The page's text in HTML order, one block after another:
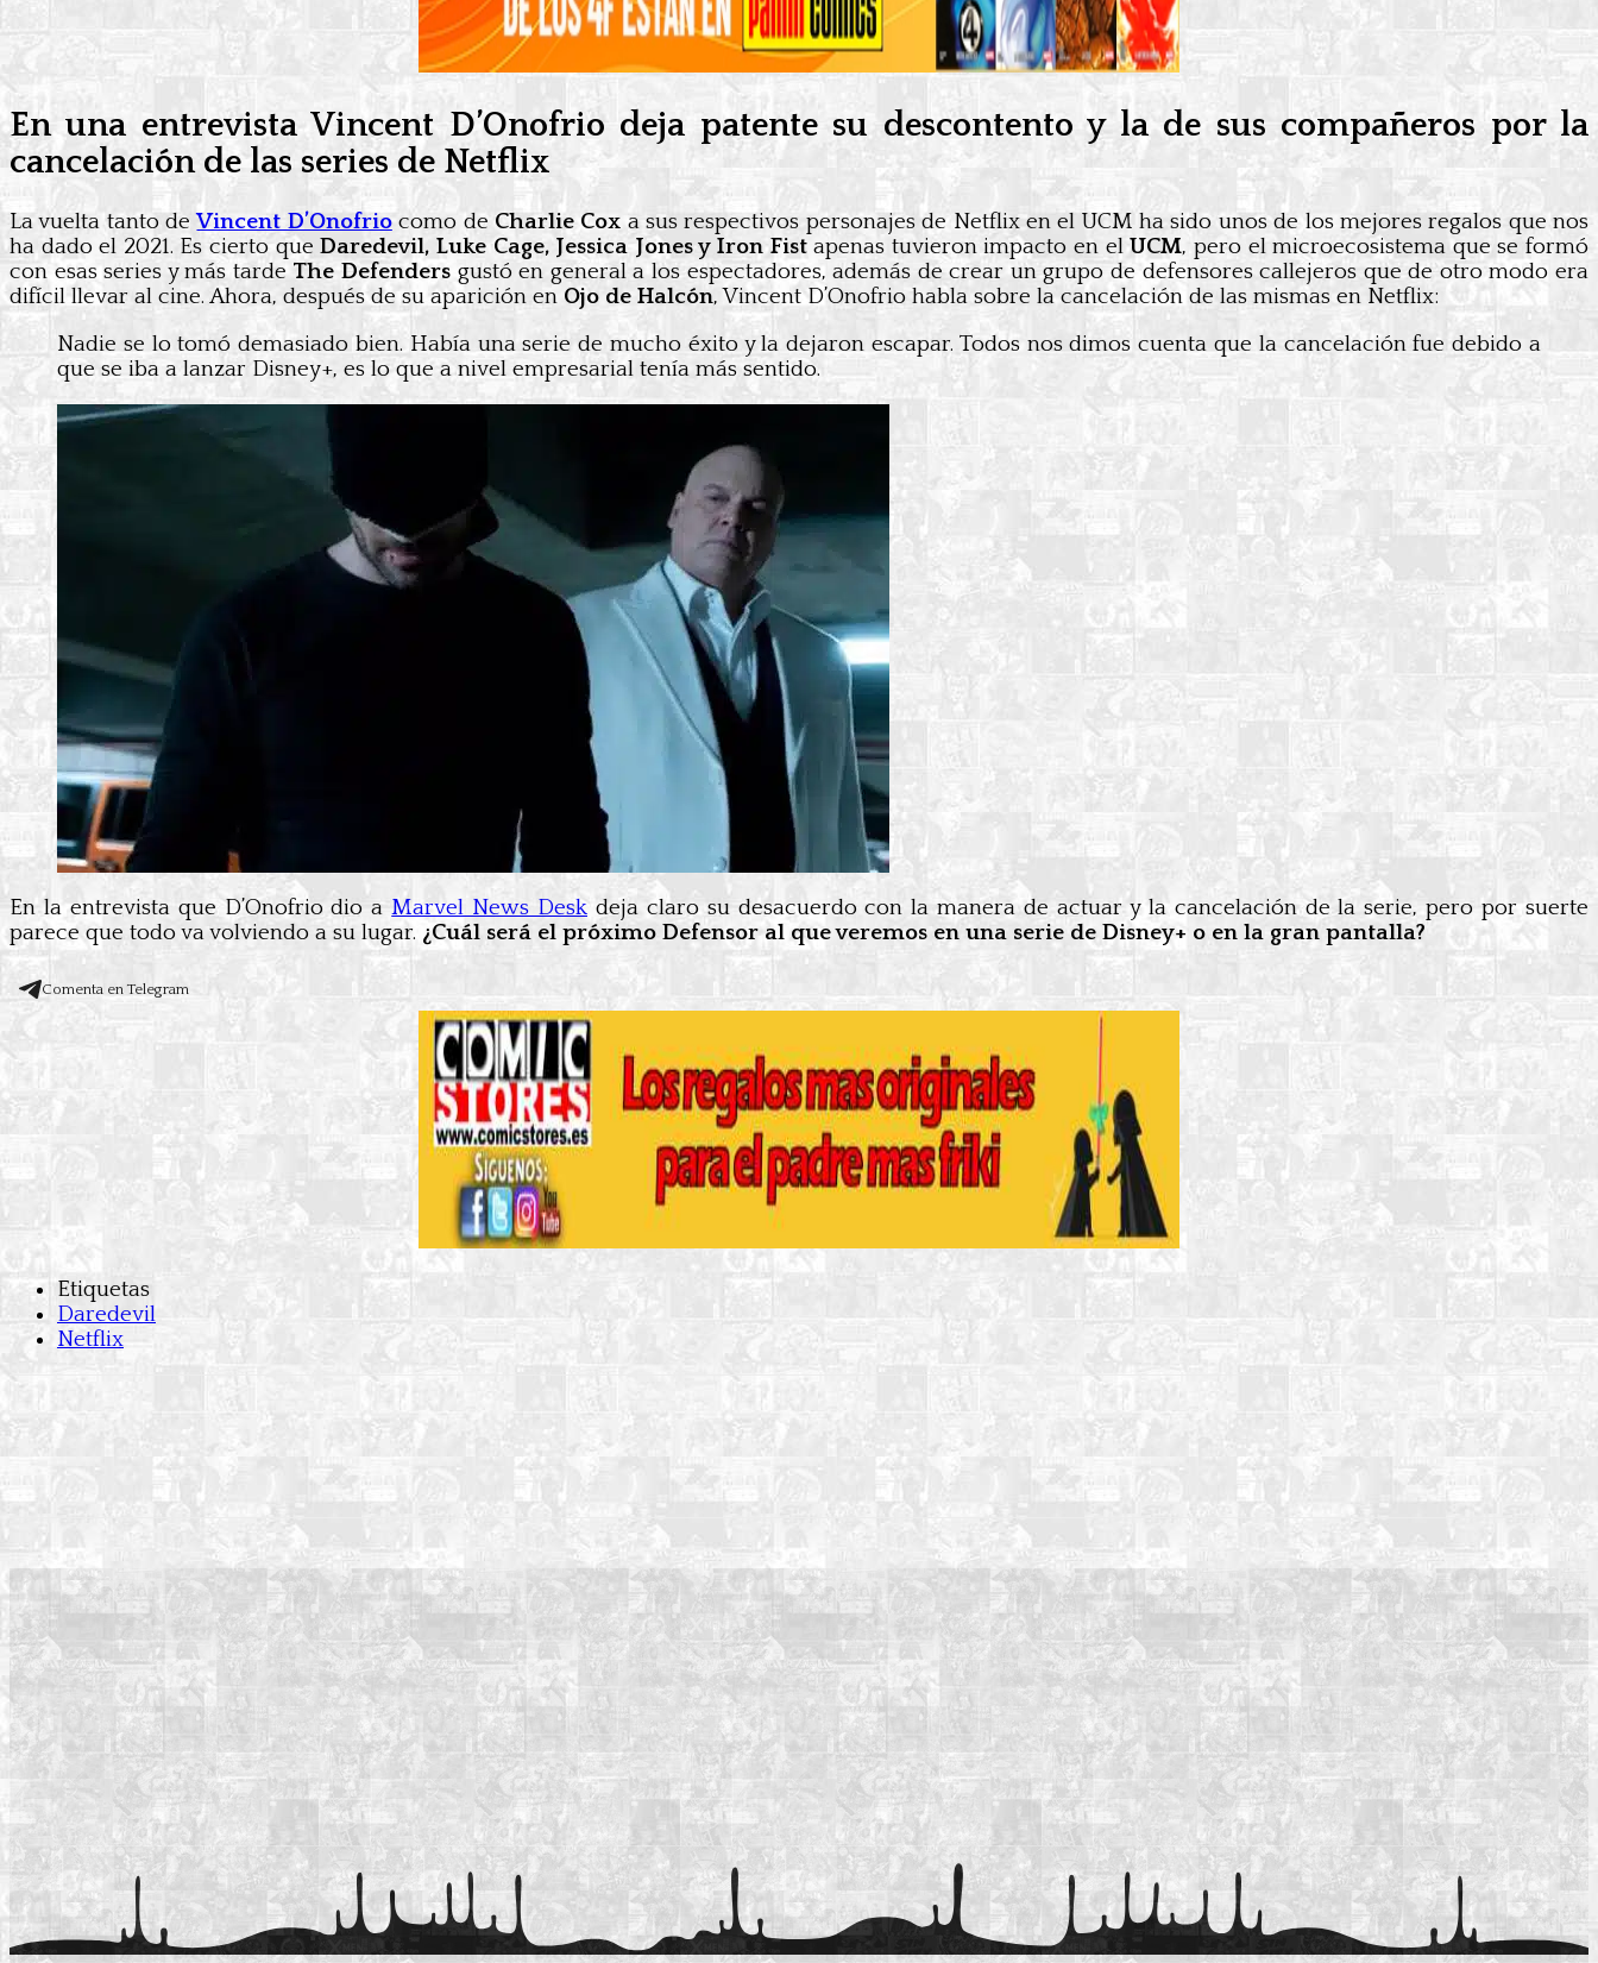
En una entrevista Vincent D’Onofrio deja patente su descontento y la de sus compañeros por la
cancelación de las series de Netflix
La vuelta tanto deVincent D’Onofriocomo de Charlie Cox a sus respectivos personajes de Netflix en el UCM ha sido unos de los mejores regalos que nos
ha dado el 2021. Es cierto queDaredevil, Luke Cage, Jessica Jones y Iron Fistapenas tuvieron impacto en elUCM, pero el microecosistema que se formó
con esas series y más tarde The Defenders gustó en general a los espectadores, además de crear un grupo de defensores callejeros que de otro modo era
difícil llevar al cine. Ahora, después de su aparición en Ojo de Halcón, Vincent D’Onofrio habla sobre la cancelación de las mismas en Netflix:
Nadie se lo tomó demasiado bien. Había una serie de mucho éxito y la dejaron escapar. Todos nos dimos cuenta que la cancelación fue debido a
que se iba a lanzar Disney+, es lo que a nivel empresarial tenía más sentido.
En la entrevista que D’Onofrio dio aMarvel News Desk deja claro su desacuerdo con la manera de actuar y la cancelación de la serie, pero por suerte
parece que todo va volviendo a su lugar. ¿Cuál será el próximo Defensor al que veremos en una serie de Disney+ o en la gran pantalla?
Comenta en Telegram
Etiquetas
Daredevil
Netflix